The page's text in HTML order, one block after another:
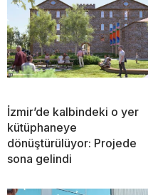
İzmir’de kalbindeki o yer
kütüphaneye
dönüştürülüyor: Projede
sona gelindi